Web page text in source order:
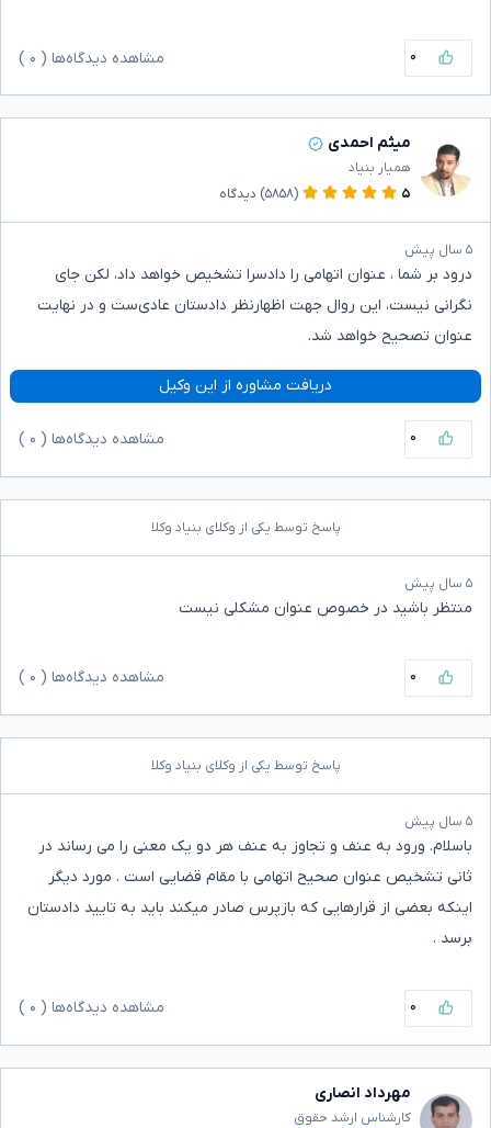
۰ مشاهده دیدگاه‌ها ( ۰
میثم احمدی
همیار بنیاد
۵
(۵۸۵۸) دیدگاه
۵ سال پیش
درود بر شما ، عنوان اتهامی را دادسرا تشخیص خواهد داد، لکن جای
نگرانی نیست، این روال جهت اظهارنظر دادستان عادی‌ست و در نهایت
عنوان تصحیح خواهد شد.
دریافت مشاوره از این وکیل
۰ مشاهده دیدگاه‌ها ( ۰
پاسخ توسط یکی از وکلای بنیاد وکلا
۵ سال پیش
منتظر باشید در خصوص عنوان مشکلی نیست
۰ مشاهده دیدگاه‌ها ( ۰
پاسخ توسط یکی از وکلای بنیاد وکلا
۵ سال پیش
باسلام. ورود به عنف و تجاوز به عنف هر دو یک معنی را می رساند در
ثانی تشخیص عنوان صحیح اتهامی با مقام قضایی است . مورد دیگر
اینکه بعضی از قرارهایی که بازپرس صادر میکند باید به تایید دادستان
برسد .
۰ مشاهده دیدگاه‌ها ( ۰
مهرداد انصاری
کارشناس ارشد حقوق